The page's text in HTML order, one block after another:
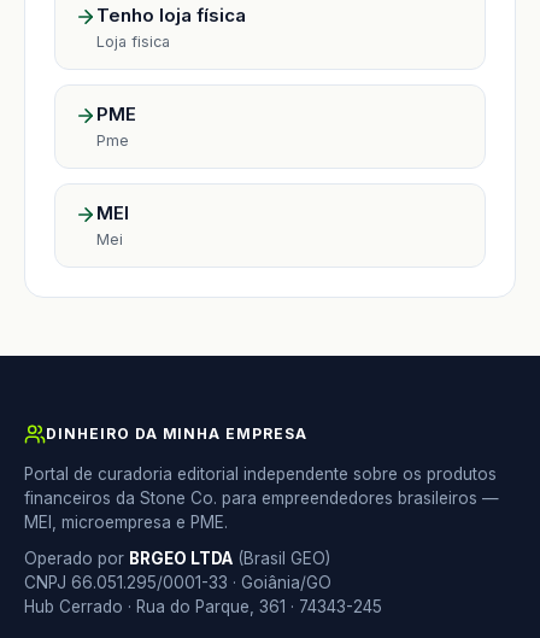
Tenho loja física
Loja fisica
PME
Pme
MEI
Mei
DINHEIRO DA MINHA EMPRESA
Portal de curadoria editorial independente sobre os produtos
financeiros da Stone Co. para empreendedores brasileiros —
MEI, microempresa e PME.
Operado por BRGEO LTDA (Brasil GEO)
CNPJ 66.051.295/0001-33 · Goiânia/GO
Hub Cerrado · Rua do Parque, 361 · 74343-245